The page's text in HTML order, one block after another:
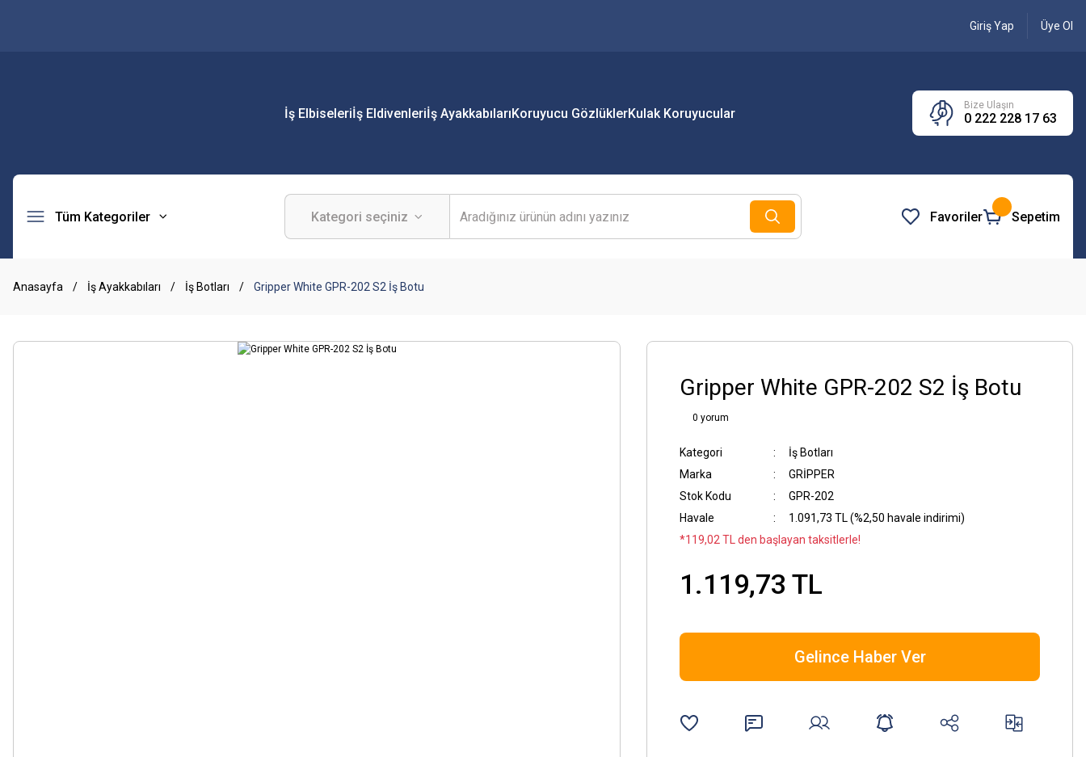
Giriş Yap Üye Ol
İş Elbiseleriİş Eldivenleriİş AyakkabılarıKoruyucu GözlüklerKulak Koruyucular
Bize Ulaşın
0 222 228 17 63
Tüm Kategoriler Favoriler Sepetim
Anasayfa İş Ayakkabıları İş Botları Gripper White GPR-202 S2 İş Botu
Gripper White GPR-202 S2 İş Botu
0 yorum
Kategori
İş Botları
Marka
GRİPPER
Stok Kodu
GPR-202
Havale
1.091,73 TL (%2,50 havale indirimi)
*119,02 TL den başlayan taksitlerle!
1.119,73 TL
Gelince Haber Ver